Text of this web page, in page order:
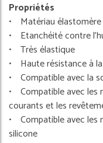
Propriétés
• Matériau
• Etanchéité contre
• Très élastique
• Haute résistance à
• Compatible avec la
• Compatible avec les
courants et les
• Compatible avec les
silicone